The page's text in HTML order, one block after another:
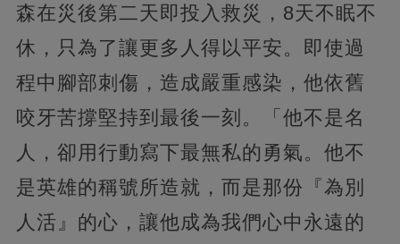
森在災後第二天即投入救災，8天不眠不
休，只為了讓更多人得以平安。即使過
程中腳部刺傷，造成嚴重感染，他依舊
咬牙苦撐堅持到最後一刻。「他不是名
人，卻用行動寫下最無私的勇氣。他不
是英雄的稱號所造就，而是那份『為別
人活』的心，讓他成為我們心中永遠的